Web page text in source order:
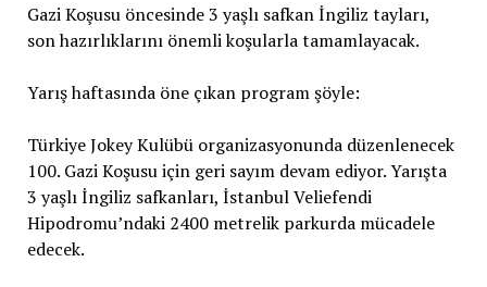
Gazi Koşusu öncesinde 3 yaşlı safkan İngiliz tayları,
son hazırlıklarını önemli koşularla tamamlayacak.
Yarış haftasında öne çıkan program şöyle:
Türkiye Jokey Kulübü organizasyonunda düzenlenecek
100. Gazi Koşusu için geri sayım devam ediyor. Yarışta
3 yaşlı İngiliz safkanları, İstanbul Veliefendi
Hipodromu’ndaki 2400 metrelik parkurda mücadele
edecek.